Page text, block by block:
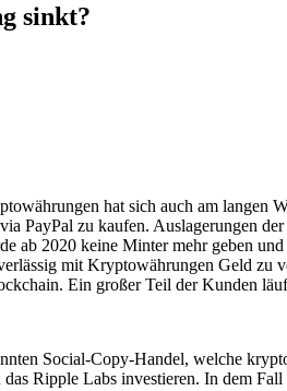
sinkt?
hat sich auch am langen
zu kaufen. Auslagerungen
2020 keine Minter mehr geben
mit Kryptowährungen Geld zu
Ein großer Teil der Kunden
Social-Copy-Handel, welche
Ripple Labs investieren. In dem